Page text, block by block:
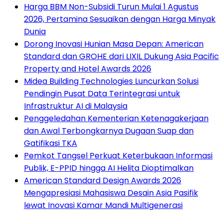
Harga BBM Non-Subsidi Turun Mulai 1 Agustus
2026, Pertamina Sesuaikan dengan Harga Minyak
Dunia
Dorong Inovasi Hunian Masa Depan: American
Standard dan GROHE dari LIXIL Dukung Asia Pacific
Property and Hotel Awards 2026
Midea Building Technologies Luncurkan Solusi
Pendingin Pusat Data Terintegrasi untuk
Infrastruktur AI di Malaysia
Penggeledahan Kementerian Ketenagakerjaan
dan Awal Terbongkarnya Dugaan Suap dan
Gatifikasi TKA
Pemkot Tangsel Perkuat Keterbukaan Informasi
Publik, E-PPID hingga AI Helita Dioptimalkan
American Standard Design Awards 2026
Mengapresiasi Mahasiswa Desain Asia Pasifik
lewat Inovasi Kamar Mandi Multigenerasi